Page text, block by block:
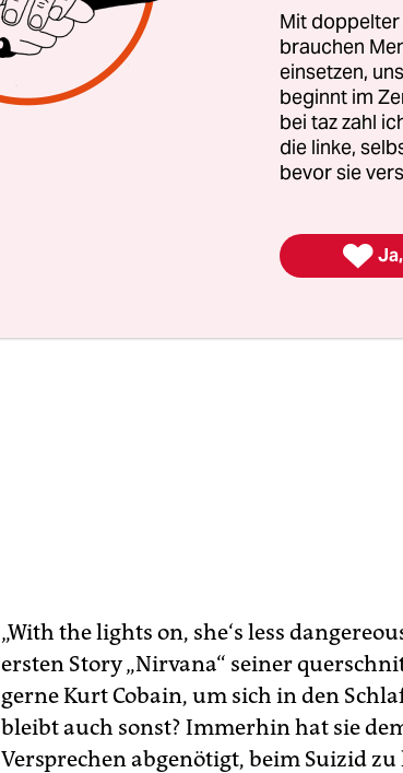
Hohenschönhausen in die
wirklich den Absprung schafft mit
Heißluftballon zurück in seine Heimat
hier bei Johnsons Figuren: Schaffen sie
sie gerade noch die Kurve? Mister
Pfadfinder missbraucht wurde und
„With the lights on, she‘s less
ersten Story „Nirvana“ seiner
gerne Kurt Cobain, um sich in den
bleibt auch sonst? Immerhin hat sie
Versprechen abgenötigt, beim Suizid
Mit
brauchen
einsetzen,
beginnt im
bei taz zahl
die linke,
bevor sie
